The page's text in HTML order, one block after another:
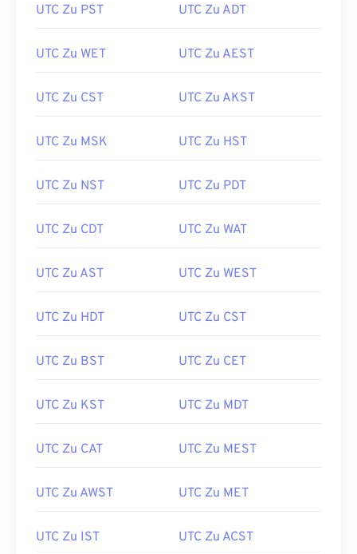
UTC Zu PST UTC Zu ADT
UTC Zu WET UTC Zu AEST
UTC Zu CST UTC Zu AKST
UTC Zu MSK UTC Zu HST
UTC Zu NST UTC Zu PDT
UTC Zu CDT UTC Zu WAT
UTC Zu AST UTC Zu WEST
UTC Zu HDT UTC Zu CST
UTC Zu BST UTC Zu CET
UTC Zu KST UTC Zu MDT
UTC Zu CAT UTC Zu MEST
UTC Zu AWST UTC Zu MET
UTC Zu IST UTC Zu ACST